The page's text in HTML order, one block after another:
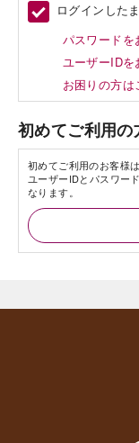
ログインした
パスワードを
ユーザーIDを
お困りの方は
初めてご利用
初めてご利用のお客様
ユーザーIDとパスワー
なります。